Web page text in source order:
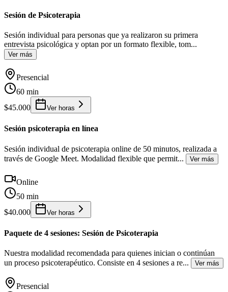
Sesión de Psicoterapia
Sesión individual para personas que ya realizaron su primera
entrevista psicológica y optan por un formato flexible, tom...
Ver más
Presencial
60 min
$45.000
Ver horas
Sesión psicoterapia en línea
Sesión individual de psicoterapia online de 50 minutos, realizada a
través de Google Meet. Modalidad flexible que permit... Ver más
Online
50 min
$40.000
Ver horas
Paquete de 4 sesiones: Sesión de Psicoterapia
Nuestra modalidad recomendada para quienes inician o continúan
un proceso psicoterapéutico. Consiste en 4 sesiones a re... Ver más
Presencial